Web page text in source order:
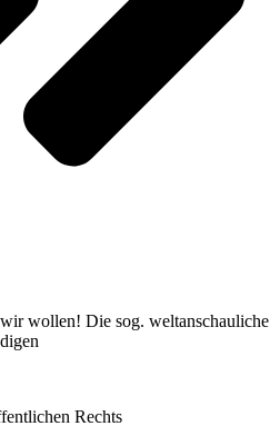
wollen! Die sog. weltanschauliche
Rechts